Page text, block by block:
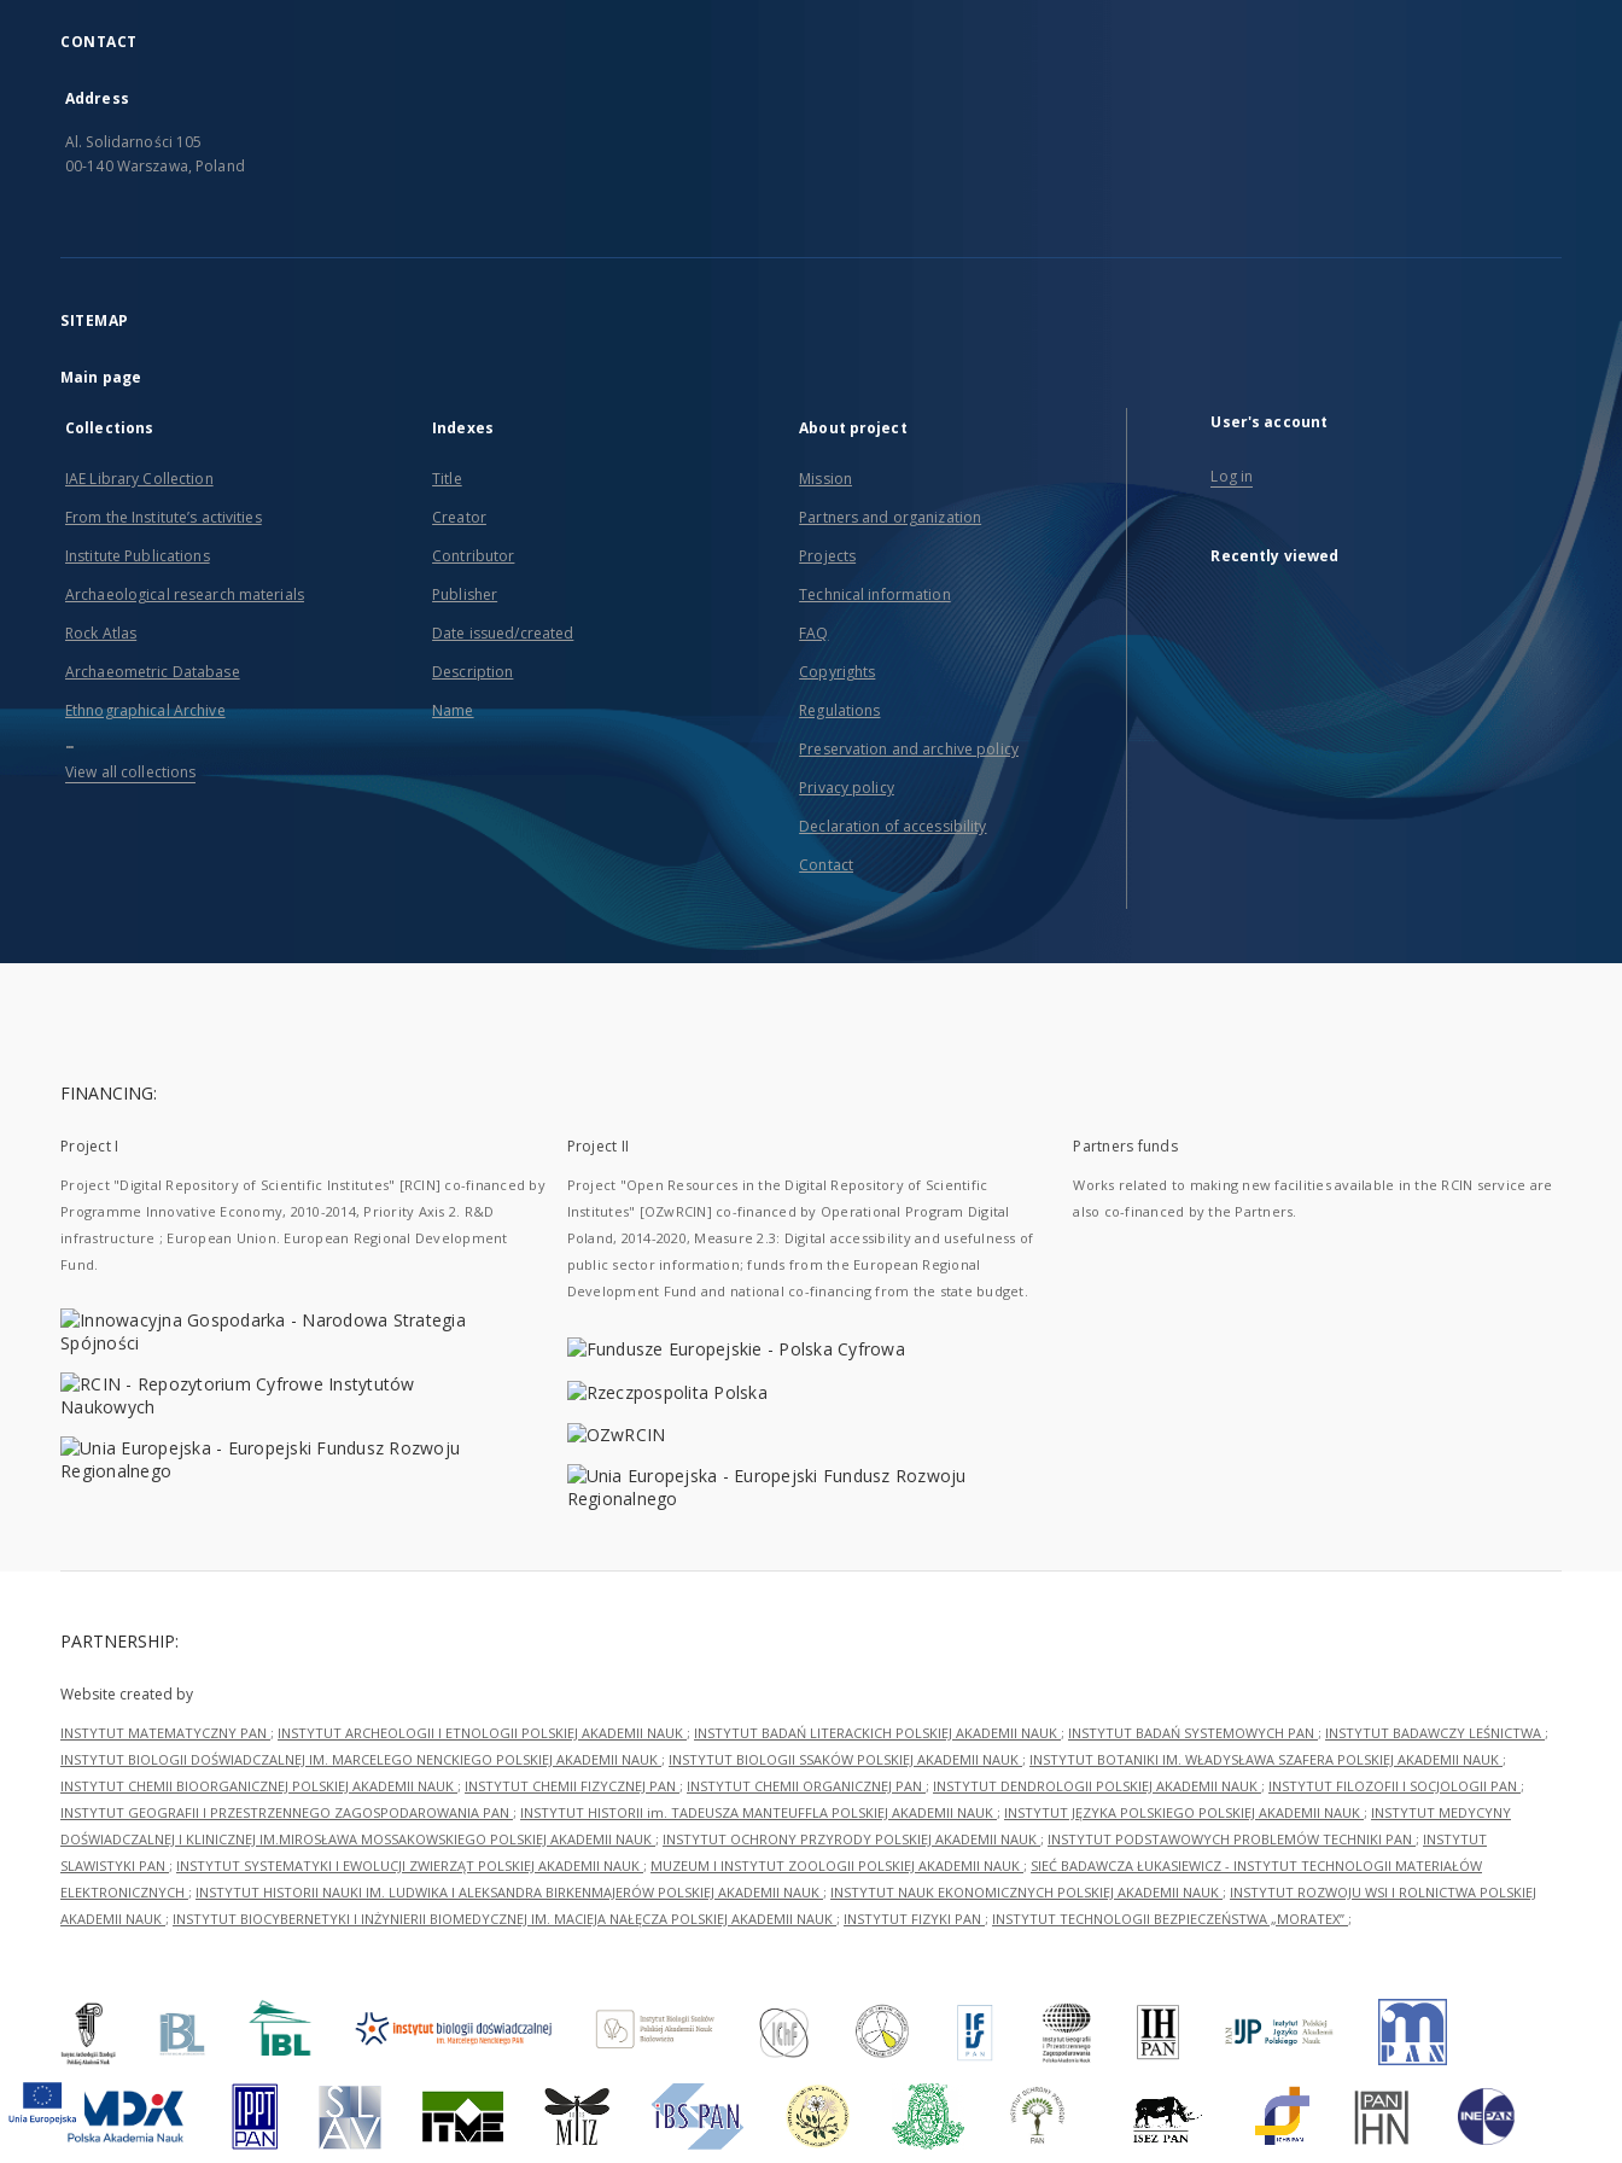
CONTACT
Address
Al. Solidarności 105
00-140 Warszawa, Poland
SITEMAP
Main page
Collections
IAE Library Collection
From the Institute’s activities
Institute Publications
Archaeological research materials
Rock Atlas
Archaeometric Database
Ethnographical Archive
...
View all collections
Indexes
Title
Creator
Contributor
Publisher
Date issued/created
Description
Name
About project
Mission
Partners and organization
Projects
Technical information
FAQ
Copyrights
Regulations
Preservation and archive policy
Privacy policy
Declaration of accessibility
Contact
User's account
Log in
Recently viewed
FINANCING:
Project I
Project "Digital Repository of Scientific Institutes" [RCIN] co-financed by
Programme Innovative Economy, 2010-2014, Priority Axis 2. R&D
infrastructure ; European Union. European Regional Development
Fund.
Project II
Project "Open Resources in the Digital Repository of Scientific
Institutes" [OZwRCIN] co-financed by Operational Program Digital
Poland, 2014-2020, Measure 2.3: Digital accessibility and usefulness of
public sector information; funds from the European Regional
Development Fund and national co-financing from the state budget.
Partners funds
Works related to making new facilities available in the RCIN service are
also co-financed by the Partners.
PARTNERSHIP:
Website created by
INSTYTUT MATEMATYCZNY PAN ; INSTYTUT ARCHEOLOGII I ETNOLOGII POLSKIEJ AKADEMII NAUK ; INSTYTUT BADAŃ LITERACKICH POLSKIEJ AKADEMII NAUK ; INSTYTUT BADAŃ SYSTEMOWYCH PAN ; INSTYTUT BADAWCZY LEŚNICTWA ;
INSTYTUT BIOLOGII DOŚWIADCZALNEJ IM. MARCELEGO NENCKIEGO POLSKIEJ AKADEMII NAUK ; INSTYTUT BIOLOGII SSAKÓW POLSKIEJ AKADEMII NAUK ; INSTYTUT BOTANIKI IM. WŁADYSŁAWA SZAFERA POLSKIEJ AKADEMII NAUK ;
INSTYTUT CHEMII BIOORGANICZNEJ POLSKIEJ AKADEMII NAUK ; INSTYTUT CHEMII FIZYCZNEJ PAN ; INSTYTUT CHEMII ORGANICZNEJ PAN ; INSTYTUT DENDROLOGII POLSKIEJ AKADEMII NAUK ; INSTYTUT FILOZOFII I SOCJOLOGII PAN ;
INSTYTUT GEOGRAFII I PRZESTRZENNEGO ZAGOSPODAROWANIA PAN ; INSTYTUT HISTORII im. TADEUSZA MANTEUFFLA POLSKIEJ AKADEMII NAUK ; INSTYTUT JĘZYKA POLSKIEGO POLSKIEJ AKADEMII NAUK ; INSTYTUT MEDYCYNY
DOŚWIADCZALNEJ I KLINICZNEJ IM.MIROSŁAWA MOSSAKOWSKIEGO POLSKIEJ AKADEMII NAUK ; INSTYTUT OCHRONY PRZYRODY POLSKIEJ AKADEMII NAUK ; INSTYTUT PODSTAWOWYCH PROBLEMÓW TECHNIKI PAN ; INSTYTUT
SLAWISTYKI PAN ; INSTYTUT SYSTEMATYKI I EWOLUCJI ZWIERZĄT POLSKIEJ AKADEMII NAUK ; MUZEUM I INSTYTUT ZOOLOGII POLSKIEJ AKADEMII NAUK ; SIEĆ BADAWCZA ŁUKASIEWICZ - INSTYTUT TECHNOLOGII MATERIAŁÓW
ELEKTRONICZNYCH ; INSTYTUT HISTORII NAUKI IM. LUDWIKA I ALEKSANDRA BIRKENMAJERÓW POLSKIEJ AKADEMII NAUK ; INSTYTUT NAUK EKONOMICZNYCH POLSKIEJ AKADEMII NAUK ; INSTYTUT ROZWOJU WSI I ROLNICTWA POLSKIEJ
AKADEMII NAUK ; INSTYTUT BIOCYBERNETYKI I INŻYNIERII BIOMEDYCZNEJ IM. MACIEJA NAŁĘCZA POLSKIEJ AKADEMII NAUK ; INSTYTUT FIZYKI PAN ; INSTYTUT TECHNOLOGII BEZPIECZEŃSTWA „MORATEX” ;